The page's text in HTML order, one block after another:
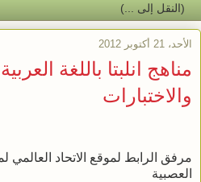
الأحد، 21 أكتوبر 2012
مناهج انلبتا باللغة
والاختبارات
مرفق الرابط لموقع الاتحاد العالمي
العصبية